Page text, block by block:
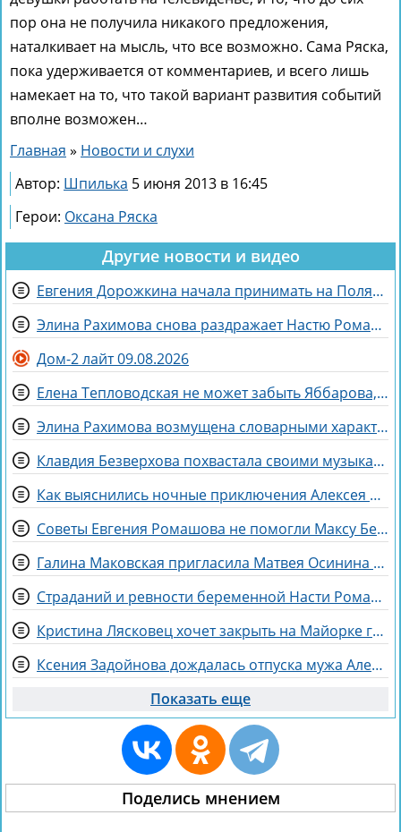
пор она не получила никакого предложения,
наталкивает на мысль, что все возможно. Сама Ряска,
пока удерживается от комментариев, и всего лишь
намекает на то, что такой вариант развития событий
вполне возможен…
Главная » Новости и слухи
Автор: Шпилька 5 июня 2013 в 16:45
Герои: Оксана Ряска
Другие новости и видео
Евгения Дорожкина начала принимать на Поляне первых клиенток
Элина Рахимова снова раздражает Настю Ромашову, флиртуя с её мужем Евгением
Дом-2 лайт 09.08.2026
Елена Тепловодская не может забыть Яббарова, который не помогает лечить кошку
Элина Рахимова возмущена словарными характеристиками со стороны Насти Ромашовой
Клавдия Безверхова похвастала своими музыкальными успехами
Как выяснились ночные приключения Алексея Адеева, спасающего мир поэзией
Советы Евгения Ромашова не помогли Максу Берду задержаться на Доме 2
Галина Маковская пригласила Матвея Осинина на стендап
Страданий и ревности беременной Насти Ромашовой не понимает Яна Фиткевич
Кристина Лясковец хочет закрыть на Майорке гештальт
Ксения Задойнова дождалась отпуска мужа Александра
Показать еще
Поделись мнением